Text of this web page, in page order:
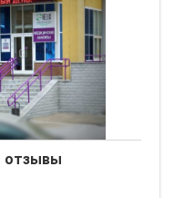
отзывы